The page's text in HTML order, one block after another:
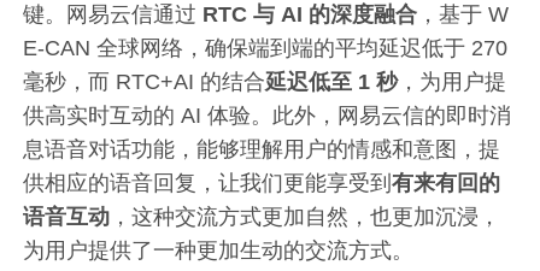
键。网易云信通过 RTC 与 AI 的深度融合 ，基于 W
E-CAN 全球网络，确保端到端的平均延迟低于 270
毫秒，而 RTC+AI 的结合延迟低至 1 秒，为用户提
供高实时互动的 AI 体验。此外，网易云信的即时消
息语音对话功能，能够理解用户的情感和意图，提
供相应的语音回复，让我们更能享受到有来有回的
语音互动 ，这种交流方式更加自然，也更加沉浸，
为用户提供了一种更加生动的交流方式。